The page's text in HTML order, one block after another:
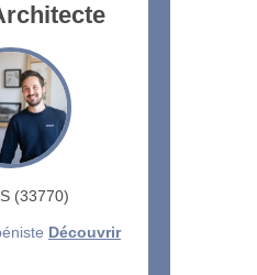
(33770)
Découvrir